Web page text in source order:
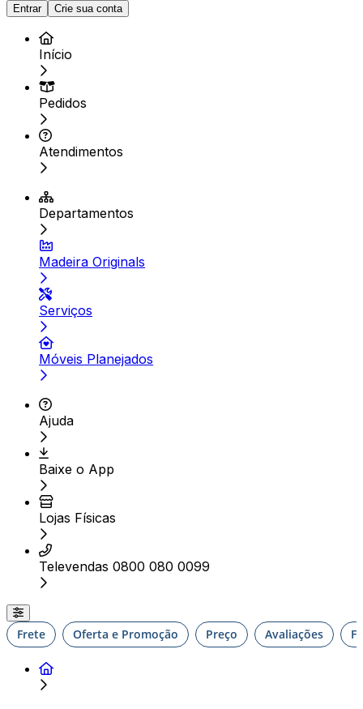
Entrar Crie sua conta
Início
Pedidos
Atendimentos
Departamentos
Madeira Originals
Serviços
Móveis Planejados
Ajuda
Baixe o App
Lojas Físicas
Televendas 0800 080 0099
Frete Oferta e Promoção Preço Avaliações